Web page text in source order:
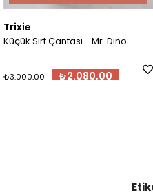
- Mr. Dino
₺2.080,00 ₺3.000,00